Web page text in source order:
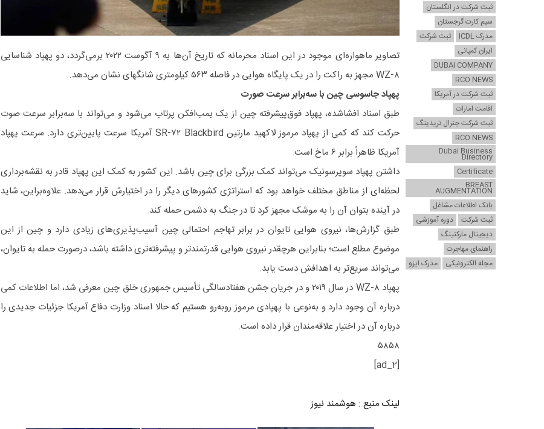
تصاویر ماهواره‌ای موجود در این اسناد محرمانه که تاریخ آن‌ها به ۹ آگوست ۲۰۲۲ برمی‌گردد، دو پهپاد شناسایی
WZ-۸ مجهز به راکت را در یک پایگاه هوایی در فاصله ۵۶۳ کیلومتری شانگهای نشان می‌دهد.
پهپاد جاسوسی چین با سه‌برابر سرعت صورت
طبق اسناد افشاشده، پهپاد فوق‌پیشرفته چین از یک بمب‌افکن پرتاب می‌شود و می‌تواند با سه‌برابر سرعت صوت
حرکت کند که کمی از پهپاد مرموز لاکهید مارتین SR-۷۲ Blackbird آمریکا سرعت پایین‌تری دارد. سرعت پهپاد
آمریکا ظاهراً برابر ۶ ماخ است.
داشتن پهپاد سوپرسونیک می‌تواند کمک بزرگی برای چین باشد. این کشور به کمک این پهپاد قادر به نقشه‌برداری
لحظه‌ای از مناطق مختلف خواهد بود که استراتژی کشورهای دیگر را در اختیارش قرار می‌دهد. علاوه‌براین، شاید
در آینده بتوان آن را به موشک مجهز کرد تا در جنگ به دشمن حمله کند.
طبق گزارش‌ها، نیروی هوایی تایوان در برابر تهاجم احتمالی چین آسیب‌پذیری‌های زیادی دارد و چین از این
موضوع مطلع است؛ بنابراین هرچقدر نیروی هوایی قدرتمندتر و پیشرفته‌تری داشته باشد، درصورت حمله به تایوان،
می‌تواند سریع‌تر به اهدافش دست یابد.
پهپاد WZ-۸ در سال ۲۰۱۹ و در جریان جشن هفتادسالگی تأسیس جمهوری خلق چین معرفی شد، اما اطلاعات کمی
درباره آن وجود دارد و به‌نوعی با پهپادی مرموز روبه‌رو هستیم که حالا اسناد وزارت دفاع آمریکا جزئیات جدیدی را
درباره آن در اختیار علاقه‌مندان قرار داده است.
۵۸۵۸
[ad_2]
لینک منبع : هوشمند نیوز
ثبت شرکت در انگلستان
سیم کارت گرجستان
مدرک ICDL
ثبت شرکت
ایران کمپانی
DUBAI COMPANY
RCO NEWS
ثبت شرکت در آمریکا
اقامت امارات
ثبت شرکت جنرال تریدینگ
RCO NEWS
Dubai Business
Directory
Certificate
BREAST
AUGMENTATION
بانک اطلاعات مشاغل
ثبت شرکت
دوره آموزشی
دیجیتال مارکتینگ
راهنمای مهاجرت
مجله الکترونیکی
مدرک ایزو